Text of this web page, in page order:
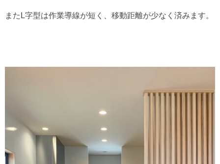
またL字型は作業導線が短く、移動距離が少なく済みます。